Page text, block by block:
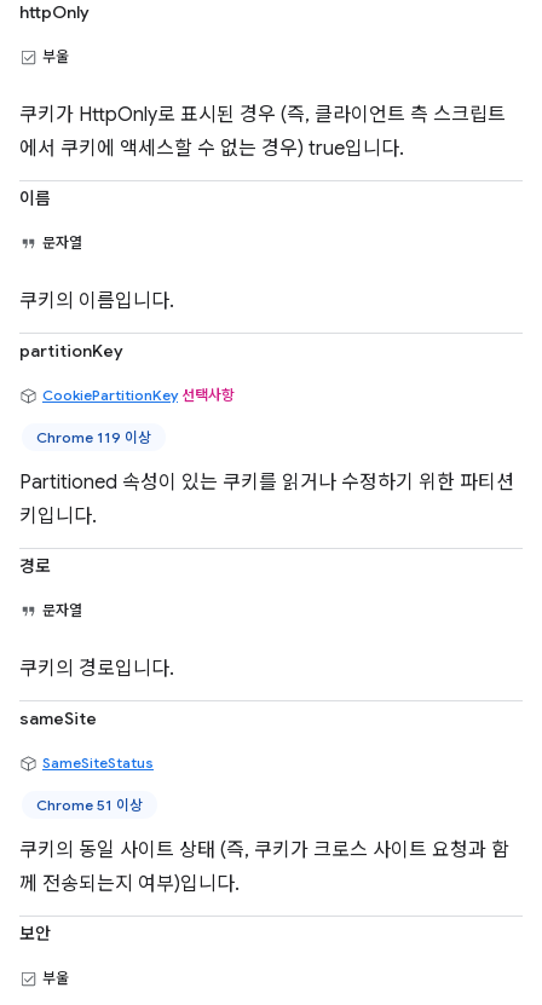
httpOnly
부울
쿠키가 HttpOnly로 표시된 경우 (즉, 클라이언트 측 스크립트
에서 쿠키에 액세스할 수 없는 경우) true입니다.
이름
문자열
쿠키의 이름입니다.
partitionKey
CookiePartitionKey 선택사항
Chrome 119 이상
Partitioned 속성이 있는 쿠키를 읽거나 수정하기 위한 파티션
키입니다.
경로
문자열
쿠키의 경로입니다.
sameSite
SameSiteStatus
Chrome 51 이상
쿠키의 동일 사이트 상태 (즉, 쿠키가 크로스 사이트 요청과 함
께 전송되는지 여부)입니다.
보안
부울